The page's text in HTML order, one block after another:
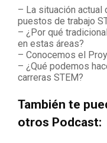
– La situación actual
puestos de trabajo
– ¿Por qué
en estas áreas?
– Conocemos el
– ¿Qué podemos
carreras STEM?
También te
otros Podcast: